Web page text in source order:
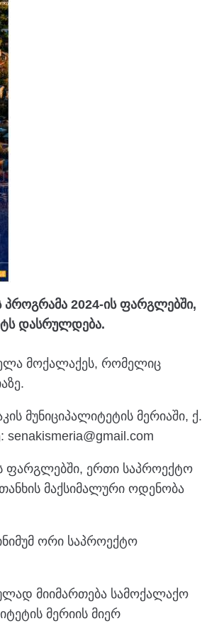
პროგრამა 2024-ის ფარგლებში,
დასრულდება.
მოქალაქეს, რომელიც
მუნიციპალიტეტის მერიაში, ქ.
senakismeria@gmail.com
ფარგლებში, ერთი საპროექტო
მაქსიმალური ოდენობა
ორი საპროექტო
მიიმართება სამოქალაქო
მერიის მიერ